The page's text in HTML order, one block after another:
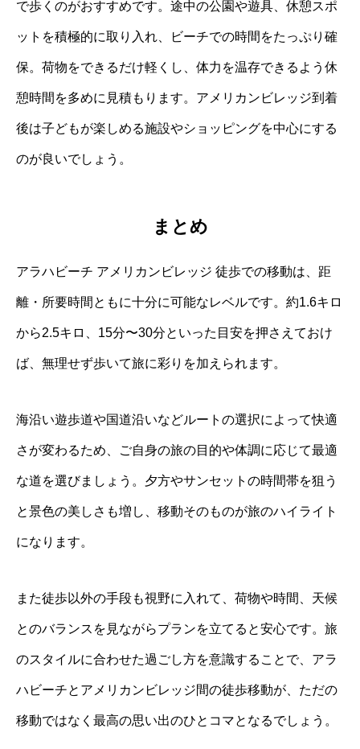
で歩くのがおすすめです。途中の公園や遊具、休憩スポ
ットを積極的に取り入れ、ビーチでの時間をたっぷり確
保。荷物をできるだけ軽くし、体力を温存できるよう休
憩時間を多めに見積もります。アメリカンビレッジ到着
後は子どもが楽しめる施設やショッピングを中心にする
のが良いでしょう。
まとめ
アラハビーチ アメリカンビレッジ 徒歩での移動は、距
離・所要時間ともに十分に可能なレベルです。約1.6キロ
から2.5キロ、15分〜30分といった目安を押さえておけ
ば、無理せず歩いて旅に彩りを加えられます。
海沿い遊歩道や国道沿いなどルートの選択によって快適
さが変わるため、ご自身の旅の目的や体調に応じて最適
な道を選びましょう。夕方やサンセットの時間帯を狙う
と景色の美しさも増し、移動そのものが旅のハイライト
になります。
また徒歩以外の手段も視野に入れて、荷物や時間、天候
とのバランスを見ながらプランを立てると安心です。旅
のスタイルに合わせた過ごし方を意識することで、アラ
ハビーチとアメリカンビレッジ間の徒歩移動が、ただの
移動ではなく最高の思い出のひとコマとなるでしょう。